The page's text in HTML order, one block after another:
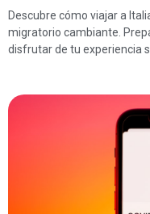
Descubre cómo viajar a
migratorio cambiante.
disfrutar de tu experiencia